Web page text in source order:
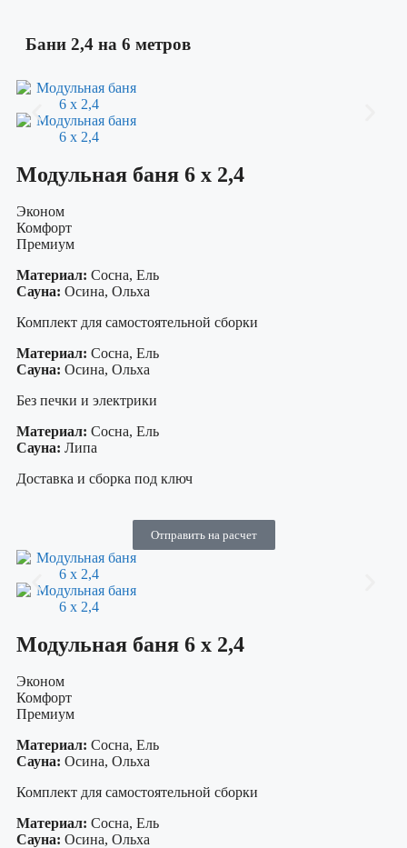
Бани 2,4 на 6 метров
Модульная баня 6 х 2,4
Эконом
Комфорт
Премиум
Материал: Сосна, Ель
Сауна: Осина, Ольха
Комплект для самостоятельной сборки
Материал: Сосна, Ель
Сауна: Осина, Ольха
Без печки и электрики
Материал: Сосна, Ель
Сауна: Липа
Доставка и сборка под ключ
Отправить на расчет
Модульная баня 6 х 2,4
Эконом
Комфорт
Премиум
Материал: Сосна, Ель
Сауна: Осина, Ольха
Комплект для самостоятельной сборки
Материал: Сосна, Ель
Сауна: Осина, Ольха